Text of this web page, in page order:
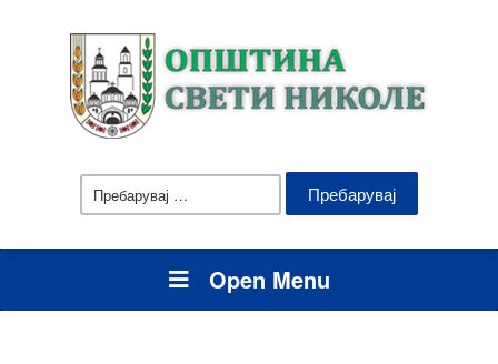
Пребарувај
за:
Open Menu